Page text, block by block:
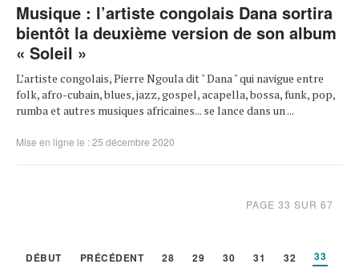
Musique : l’artiste congolais Dana sortira
bientôt la deuxième version de son album
« Soleil »
L’artiste congolais, Pierre Ngoula dit " Dana " qui navigue entre
folk, afro-cubain, blues, jazz, gospel, acapella, bossa, funk, pop,
rumba et autres musiques africaines... se lance dans un ...
Mise en ligne le : 25 décembre 2020
PAGE 33 SUR 67
DÉBUT PRÉCÉDENT 28 29 30 31 32
33